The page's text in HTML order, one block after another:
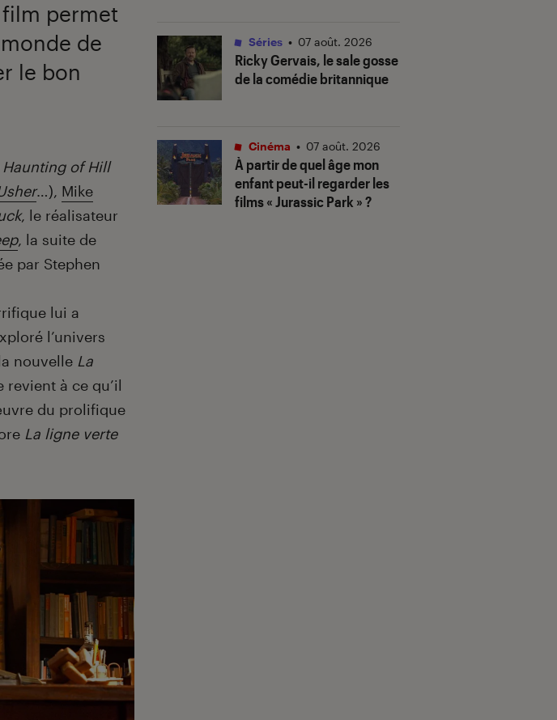
film permet
de
le bon
Haunting of Hill
…), Mike
, le réalisateur
, la suite de
par Stephen
lui a
l’univers
nouvelle La
à ce qu’il
du prolifique
La ligne verte
Ricky Gervais, le sale gosse
de la comédie britannique
Séries • 07 août. 2026
À partir de quel âge mon
enfant peut-il regarder les
films « Jurassic Park » ?
Cinéma • 07 août. 2026